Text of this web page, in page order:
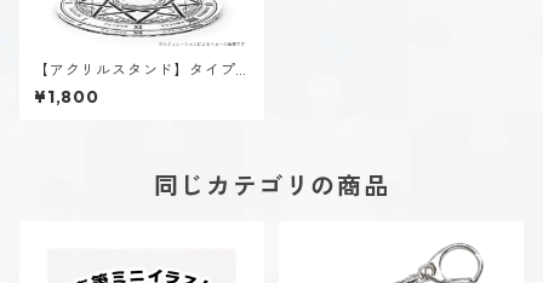
【アクリルスタンド】タイプ
１-正す人（ダーク）
¥1,800
同じカテゴリの商品